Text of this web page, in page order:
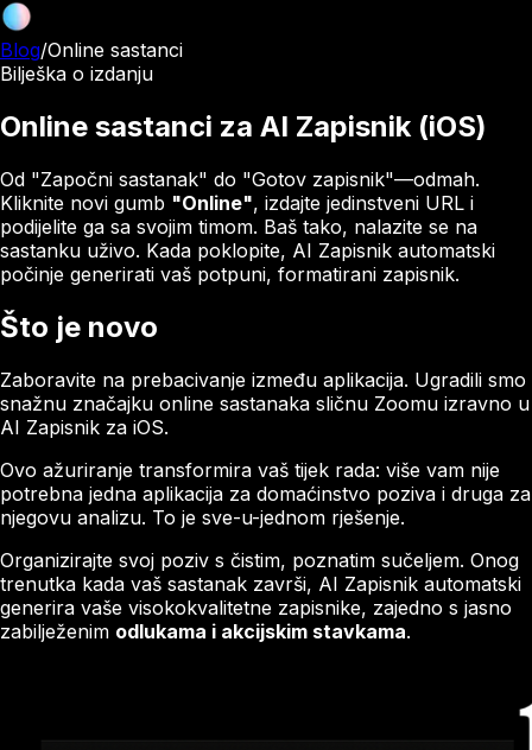
Blog/Online sastanci
Bilješka o izdanju
Online sastanci za AI Zapisnik (iOS)
Od "Započni sastanak" do "Gotov zapisnik"—odmah.
Kliknite novi gumb "Online", izdajte jedinstveni URL i
podijelite ga sa svojim timom. Baš tako, nalazite se na
sastanku uživo. Kada poklopite, AI Zapisnik automatski
počinje generirati vaš potpuni, formatirani zapisnik.
Što je novo
Zaboravite na prebacivanje između aplikacija. Ugradili smo
snažnu značajku online sastanaka sličnu Zoomu izravno u
AI Zapisnik za iOS.
Ovo ažuriranje transformira vaš tijek rada: više vam nije
potrebna jedna aplikacija za domaćinstvo poziva i druga za
njegovu analizu. To je sve-u-jednom rješenje.
Organizirajte svoj poziv s čistim, poznatim sučeljem. Onog
trenutka kada vaš sastanak završi, AI Zapisnik automatski
generira vaše visokokvalitetne zapisnike, zajedno s jasno
zabilježenim odlukama i akcijskim stavkama.